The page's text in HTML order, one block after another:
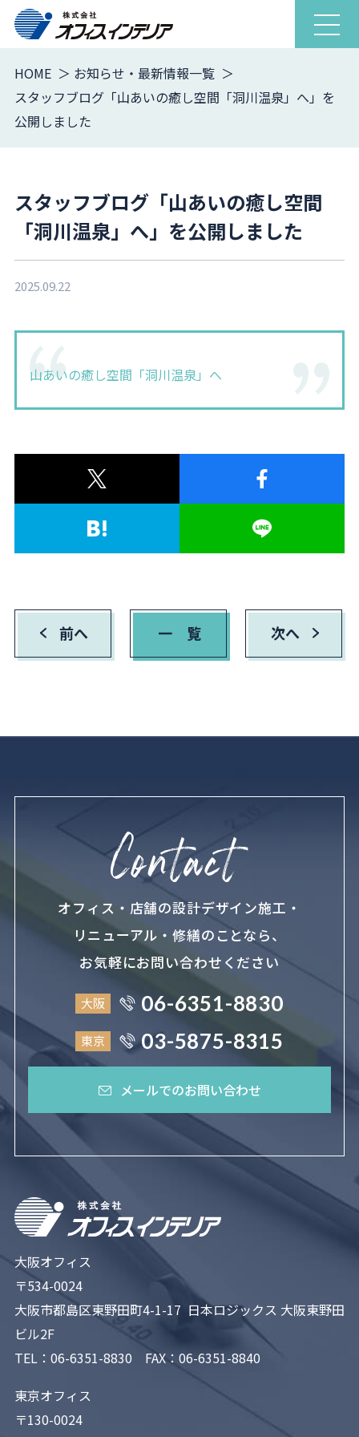
ナ
ビ
ー
ン
HOME
お知らせ・最新情報一覧
スタッフブログ「山あいの癒し空間「洞川温泉」へ」を
公開しました
スタッフブログ「山あいの癒し空間
「洞川温泉」へ」を公開しました
2025.09.22
山あいの癒し空間「洞川温泉」へ
前へ 一 覧 次へ
オフィス・店舗の設計デザイン施工・
リニューアル・修繕のことなら、
お気軽にお問い合わせください
大阪 06-6351-8830
東京 03-5875-8315
メールでのお問い合わせ
大阪オフィス
〒534-0024
大阪市都島区東野田町4-1-17 日本ロジックス 大阪東野田
ビル2F
TEL： 06-6351-8830 FAX：06-6351-8840
東京オフィス
〒130-0024